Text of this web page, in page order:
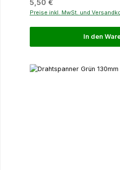
5,50 €
Preise inkl. MwSt. und
In den